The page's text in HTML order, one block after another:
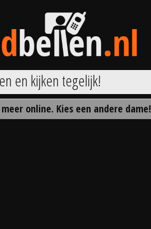
en kijken tegelijk!
online. Kies een andere dame!